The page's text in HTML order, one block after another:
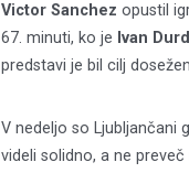
Victor Sanchez opustil
67. minuti, ko je Ivan
predstavi je bil cilj
V nedeljo so Ljubljančani
videli solidno, a ne